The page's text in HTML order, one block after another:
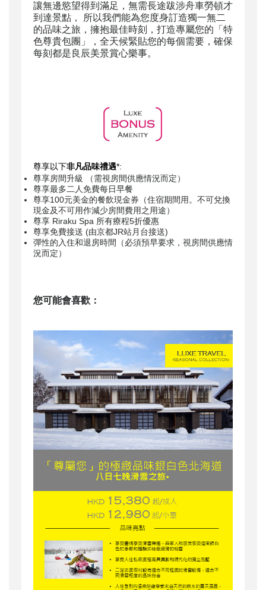
讓無邊慾望得到滿足，無需長途跋涉舟車勞頓才
到達景點， 所以我們能為您度身訂造獨一無二
的品味之旅，擁抱最佳時刻，打造專屬您的「特
色尊貴包團」，全天候緊貼您的每個需要，確保
每刻都是良辰美景賞心樂事。
尊享以下非凡品味禮遇*:
尊享房間升級 （需視房間供應情況而定）
尊享最多二人免費每日早餐
尊享100元美金的餐飲現金券（住宿期間用。不可兌換
現金及不可用作減少房間費用之用途）
尊享 Riraku Spa 所有療程5折優惠
尊享免費接送 (由京都JR站月台接送)
彈性的入住和退房時間（必須預早要求，視房間供應情
況而定）
您可能會喜歡：